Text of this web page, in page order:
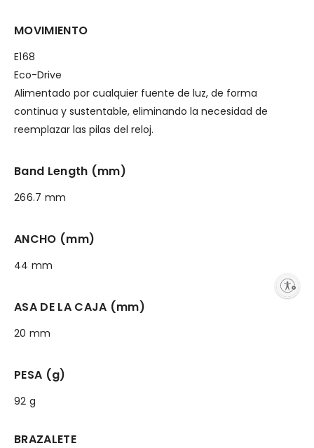
MOVIMIENTO
E168
Eco-Drive
Alimentado por cualquier fuente de luz, de forma
continua y sustentable, eliminando la necesidad de
reemplazar las pilas del reloj.
Band Length (mm)
266.7 mm
ANCHO (mm)
44 mm
ASA DE LA CAJA (mm)
20 mm
PESA (g)
92 g
BRAZALETE